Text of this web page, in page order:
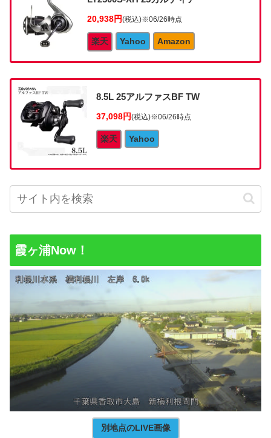
20,938円(税込)※06/26時点
楽天 Yahoo Amazon
8.5L 25アルファスBF TW
37,098円(税込)※06/26時点
楽天 Yahoo
霞ヶ浦Now！
別地点のLIVE画像